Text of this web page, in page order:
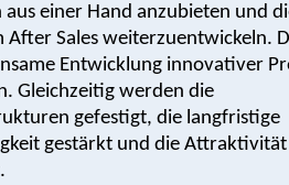
aus einer Hand anzubieten und
After Sales weiterzuentwickeln.
Entwicklung innovativer
Gleichzeitig werden die
gefestigt, die langfristige
gestärkt und die